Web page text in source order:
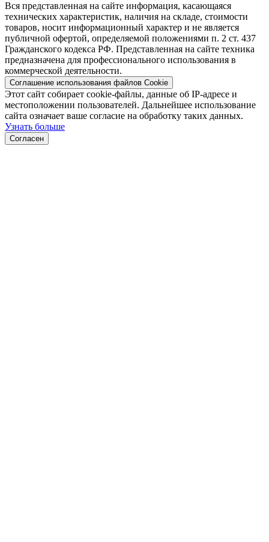
Вся представленная на сайте информация, касающаяся
технических характеристик, наличия на складе, стоимости
товаров, носит информационный характер и не является
публичной офертой, определяемой положениями п. 2 ст. 437
Гражданского кодекса РФ. Представленная на сайте техника
предназначена для профессионального использования в
коммерческой деятельности.
Соглашение использования файлов Cookie
Этот сайт собирает cookie-файлы, данные об IP-адресе и
местоположении пользователей. Дальнейшее использование
сайта означает ваше согласие на обработку таких данных.
Узнать больше
Согласен